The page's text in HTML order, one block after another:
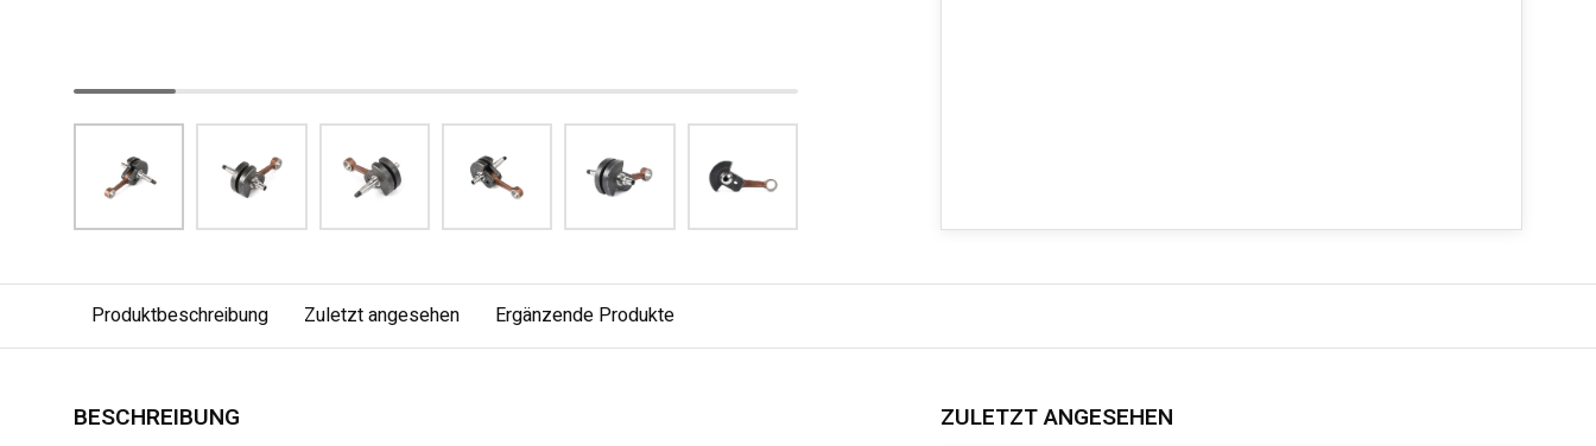
Produktbeschreibung Zuletzt angesehen Ergänzende Produkte
BESCHREIBUNG ZULETZT ANGESEHEN